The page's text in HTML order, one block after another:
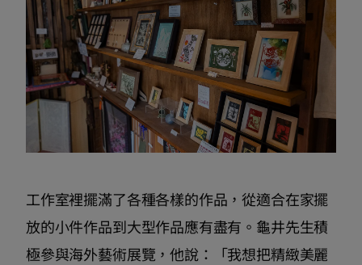
工作室裡擺滿了各種各樣的作品，從適合在家擺
放的小件作品到大型作品應有盡有。龜井先生積
極參與海外藝術展覽，他說：「我想把精緻美麗